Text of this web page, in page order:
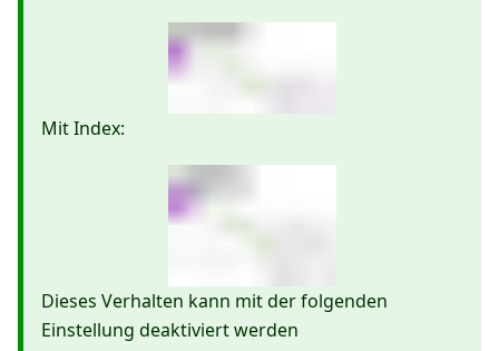
Mit Index:
Dieses Verhalten kann mit der folgenden
Einstellung deaktiviert werden